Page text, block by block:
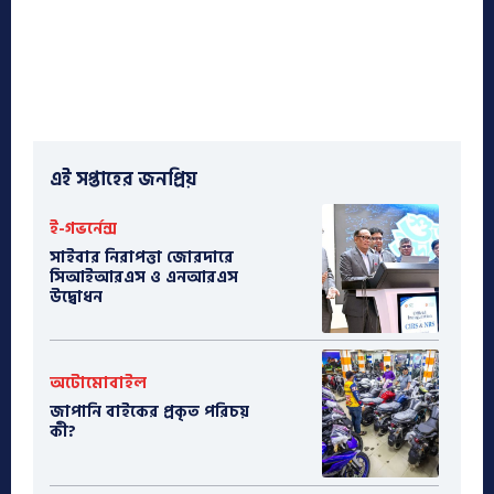
এই সপ্তাহের জনপ্রিয়
ই-গভর্নেন্স
সাইবার নিরাপত্তা জোরদারে
সিআইআরএস ও এনআরএস
উদ্বোধন
অটোমোবাইল
​জাপানি বাইকের প্রকৃত পরিচয়
কী?